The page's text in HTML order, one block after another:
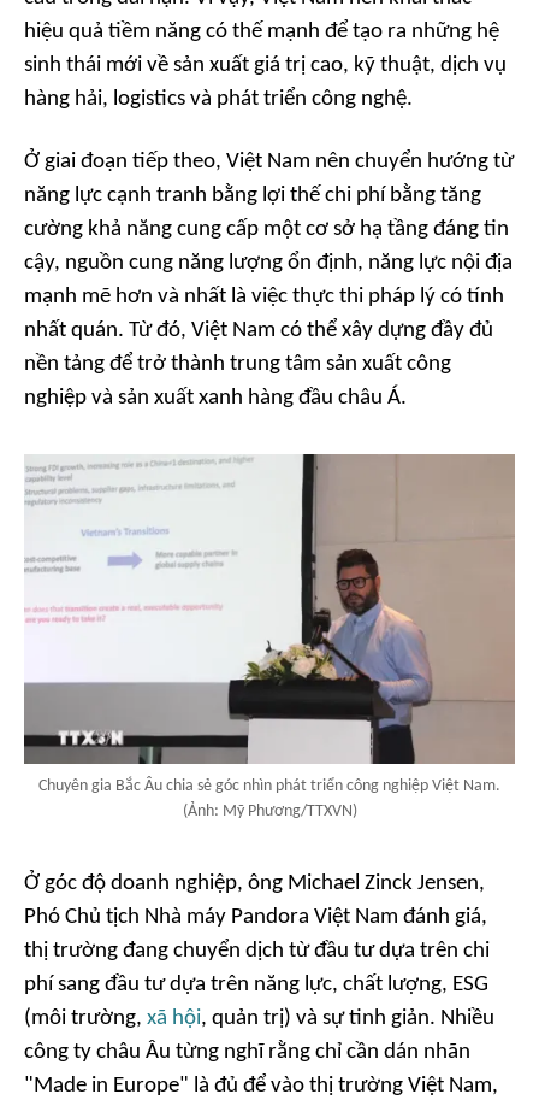
hiệu quả tiềm năng có thế mạnh để tạo ra những hệ
sinh thái mới về sản xuất giá trị cao, kỹ thuật, dịch vụ
hàng hải, logistics và phát triển công nghệ.
Ở giai đoạn tiếp theo, Việt Nam nên chuyển hướng từ
năng lực cạnh tranh bằng lợi thế chi phí bằng tăng
cường khả năng cung cấp một cơ sở hạ tầng đáng tin
cậy, nguồn cung năng lượng ổn định, năng lực nội địa
mạnh mẽ hơn và nhất là việc thực thi pháp lý có tính
nhất quán. Từ đó, Việt Nam có thể xây dựng đầy đủ
nền tảng để trở thành trung tâm sản xuất công
nghiệp và sản xuất xanh hàng đầu châu Á.
Chuyên gia Bắc Âu chia sẻ góc nhìn phát triển công nghiệp Việt Nam.
(Ảnh: Mỹ Phương/TTXVN)
Ở góc độ doanh nghiệp, ông Michael Zinck Jensen,
Phó Chủ tịch Nhà máy Pandora Việt Nam đánh giá,
thị trường đang chuyển dịch từ đầu tư dựa trên chi
phí sang đầu tư dựa trên năng lực, chất lượng, ESG
(môi trường, xã hội, quản trị) và sự tinh giản. Nhiều
công ty châu Âu từng nghĩ rằng chỉ cần dán nhãn
"Made in Europe" là đủ để vào thị trường Việt Nam,